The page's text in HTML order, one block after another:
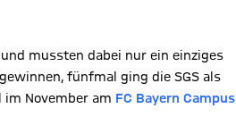
mussten dabei nur ein einziges
fünfmal ging die SGS als
im November am FC Bayern Campus